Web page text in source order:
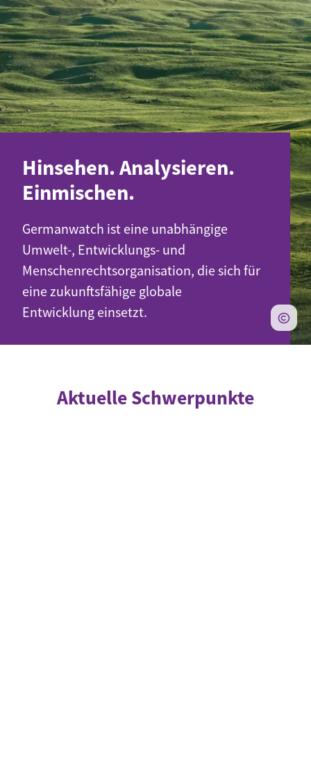
Hinsehen. Analysieren.
Einmischen.
Germanwatch ist eine unabhängige
Umwelt-, Entwicklungs- und
Menschenrechtsorganisation, die sich für
eine zukunftsfähige globale
Entwicklung einsetzt.
Aktuelle Schwerpunkte